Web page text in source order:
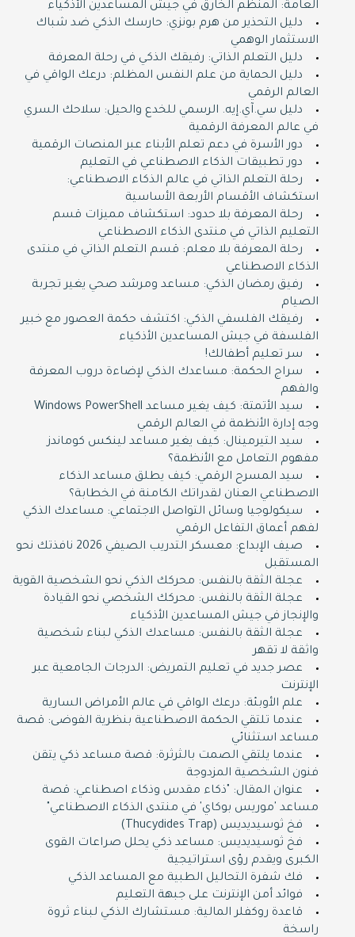
العامة: المنظم الخارق في جيش المساعدين الأذكياء
دليل التحذير من هرم بونزي: حارسك الذكي ضد شباك
الاستثمار الوهمي
دليل التعلم الذاتي: رفيقك الذكي في رحلة المعرفة
دليل الحماية من علم النفس المظلم: درعك الواقي في
العالم الرقمي
دليل سي.آي.إيه. الرسمي للخدع والحيل: سلاحك السري
في عالم المعرفة الرقمية
دور الأسرة في دعم تعلم الأبناء عبر المنصات الرقمية
دور تطبيقات الذكاء الاصطناعي في التعليم
رحلة التعلم الذاتي في عالم الذكاء الاصطناعي:
استكشاف الأقسام الأربعة الأساسية
رحلة المعرفة بلا حدود: استكشاف مميزات قسم
التعليم الذاتي في منتدى الذكاء الاصطناعي
رحلة المعرفة بلا معلم: قسم التعلم الذاتي في منتدى
الذكاء الاصطناعي
رفيق رمضان الذكي: مساعد ومرشد صحي يغير تجربة
الصيام
رفيقك الفلسفي الذكي: اكتشف حكمة العصور مع خبير
الفلسفة في جيش المساعدين الأذكياء
سر تعليم أطفالك!
سراج الحكمة: مساعدك الذكي لإضاءة دروب المعرفة
والفهم
سيد الأتمتة: كيف يغير مساعد Windows PowerShell
وجه إدارة الأنظمة في العالم الرقمي
سيد التيرمينال: كيف يغير مساعد لينكس كوماندز
مفهوم التعامل مع الأنظمة؟
سيد المسرح الرقمي: كيف يطلق مساعد الذكاء
الاصطناعي العنان لقدراتك الكامنة في الخطابة؟
سيكولوجيا وسائل التواصل الاجتماعي: مساعدك الذكي
لفهم أعماق التفاعل الرقمي
صيف الإبداع: معسكر التدريب الصيفي 2026 نافذتك نحو
المستقبل
عجلة الثقة بالنفس: محركك الذكي نحو الشخصية القوية
عجلة الثقة بالنفس: محركك الشخصي نحو القيادة
والإنجاز في جيش المساعدين الأذكياء
عجلة الثقة بالنفس: مساعدك الذكي لبناء شخصية
واثقة لا تقهر
عصر جديد في تعليم التمريض: الدرجات الجامعية عبر
الإنترنت
علم الأوبئة: درعك الواقي في عالم الأمراض السارية
عندما تلتقي الحكمة الاصطناعية بنظرية الفوضى: قصة
مساعد استثنائي
عندما يلتقي الصمت بالثرثرة: قصة مساعد ذكي يتقن
فنون الشخصية المزدوجة
عنوان المقال: "ذكاء مقدس وذكاء اصطناعي: قصة
مساعد 'موريس بوكاي' في منتدى الذكاء الاصطناعي"
فخ ثوسيديديس (Thucydides Trap)
فخ ثوسيديديس: مساعد ذكي يحلل صراعات القوى
الكبرى ويقدم رؤى استراتيجية
فك شفرة التحاليل الطبية مع المساعد الذكي
فوائد أمن الإنترنت على جبهة التعليم
قاعدة روكفلر المالية: مستشارك الذكي لبناء ثروة
راسخة